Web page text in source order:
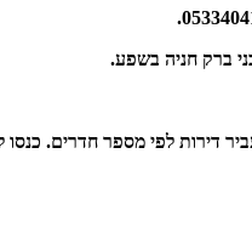
לפי מספר חדרים. כנסו